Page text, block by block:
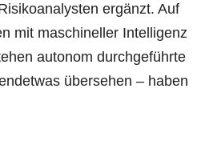
ergänzt. Auf
mit maschi­nel­ler Intel­li­genz
auto­nom durch­ge­führ­te
über­se­hen – haben